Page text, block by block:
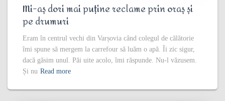
Mi-aș dori mai puține reclame prin oraș și
pe drumuri
Eram în centrul vechi din Varșovia când colegul de călătorie
îmi spune să mergem la carrefour să luăm o apă. Îi zic sigur,
dacă găsim unul. Păi uite acolo, îmi răspunde. Nu-l văzusem.
Și nu Read more